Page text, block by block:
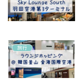
旅行